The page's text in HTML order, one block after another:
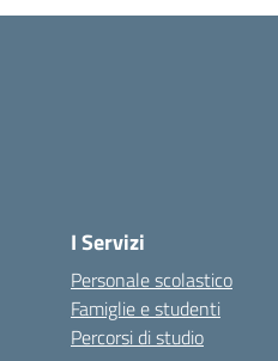
I Servizi
Personale scolastico
Famiglie e studenti
Percorsi di studio